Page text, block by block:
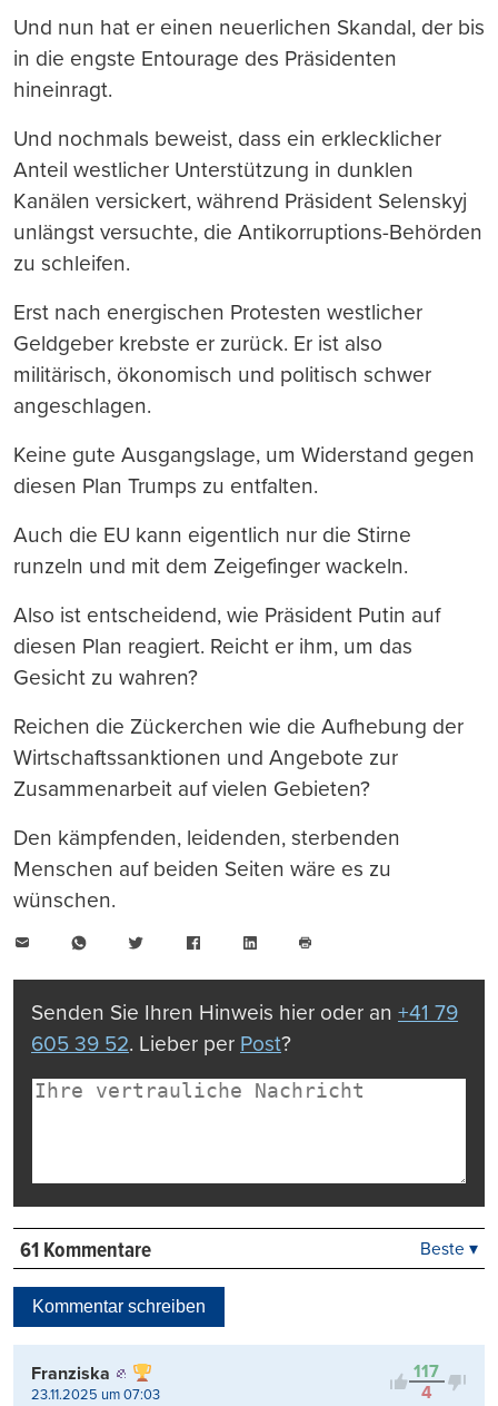
Und nun hat er einen neuerlichen Skandal, der bis
in die engste Entourage des Präsidenten
hineinragt.
Und nochmals beweist, dass ein erklecklicher
Anteil westlicher Unterstützung in dunklen
Kanälen versickert, während Präsident Selenskyj
unlängst versuchte, die Antikorruptions-Behörden
zu schleifen.
Erst nach energischen Protesten westlicher
Geldgeber krebste er zurück. Er ist also
militärisch, ökonomisch und politisch schwer
angeschlagen.
Keine gute Ausgangslage, um Widerstand gegen
diesen Plan Trumps zu entfalten.
Auch die EU kann eigentlich nur die Stirne
runzeln und mit dem Zeigefinger wackeln.
Also ist entscheidend, wie Präsident Putin auf
diesen Plan reagiert. Reicht er ihm, um das
Gesicht zu wahren?
Reichen die Zückerchen wie die Aufhebung der
Wirtschaftssanktionen und Angebote zur
Zusammenarbeit auf vielen Gebieten?
Den kämpfenden, leidenden, sterbenden
Menschen auf beiden Seiten wäre es zu
wünschen.
WhatsAppTwitter FacebookLinkedIn
drucken
Senden Sie Ihren Hinweis hier oder an +41 79
605 39 52. Lieber per Post?
61 Kommentare
Kontrovers
Beste ▾
Kommentar schreiben
117
4
Franziska
23.11.2025 um 07:03